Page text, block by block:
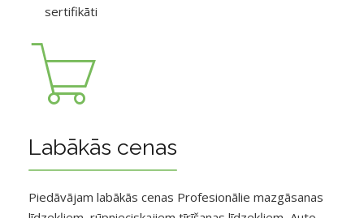
sertifikāti
Labākās cenas
Piedāvājam labākās cenas Profesionālie mazgāsanas